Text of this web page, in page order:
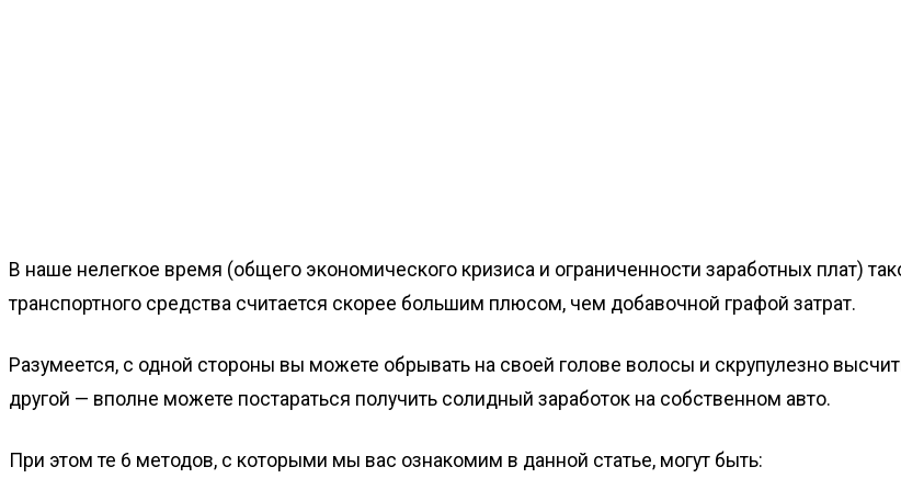
В наше нелегкое время (общего экономического кризиса и ограниченности заработных плат)
транспортного средства считается скорее большим плюсом, чем добавочной графой затрат.
Разумеется, с одной стороны вы можете обрывать на своей голове волосы и скрупулезно
другой — вполне можете постараться получить солидный заработок на собственном авто.
При этом те 6 методов, с которыми мы вас ознакомим в данной статье, могут быть: